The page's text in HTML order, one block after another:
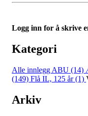
Logg inn for å skrive
Kategori
Alle innlegg ABU (14)
(149) Flå IL, 125 år (1)
Arkiv